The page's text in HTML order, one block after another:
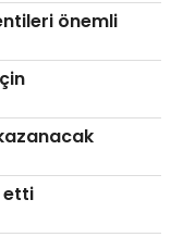
önemli
etti